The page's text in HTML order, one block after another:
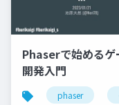
Phaserで始めるゲ
開発入門
phaser